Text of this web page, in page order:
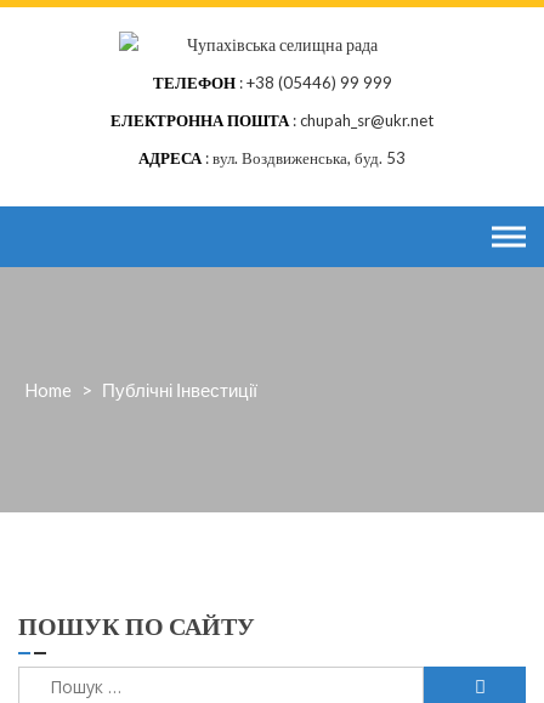
Skip
ТЕЛЕФОН +38 (05446) 99 999
ЕЛЕКТРОННА ПОШТА chupah_sr@ukr.net
АДРЕСА вул. Воздвиженська, буд. 53
Home > Публічні Інвестиції
ПОШУК ПО САЙТУ
Пошук: